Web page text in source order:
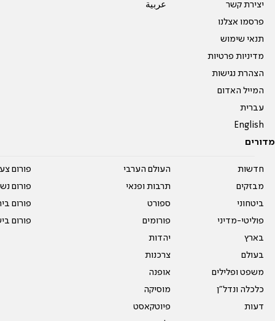
יצירת קשר
פרסמו אצלנו
תנאי שימוש
מדיניות פרטיות
הצהרת נגישות
המייל האדום
עברית
English
عربية
מדורים
חדשות
מבזקים
ביטחוני
פוליטי-מדיני
בארץ
בעולם
משפט ופלילים
כלכלה ונדל"ן
דעות
העולם הערבי
תרבות ופנאי
ספורט
פורומים
יהדות
צרכנות
אופנה
מוסיקה
פיוטקאסט
פורום
פורום
פורום
פורום